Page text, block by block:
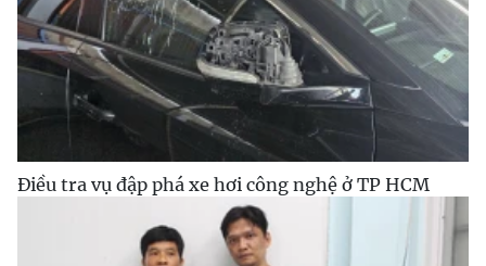
Điều tra vụ đập phá xe hơi công nghệ ở TP HCM